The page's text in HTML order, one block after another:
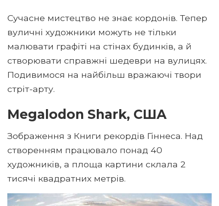
Сучасне мистецтво не знає кордонів. Тепер
вуличні художники можуть не тільки
малювати графіті на стінах будинків, а й
створювати справжні шедеври на вулицях.
Подивимося на найбільш вражаючі твори
стріт-арту.
Megalodon Shark, США
Зображення з Книги рекордів Гіннеса. Над
створенням працювало понад 40
художників, а площа картини склала 2
тисячі квадратних метрів.